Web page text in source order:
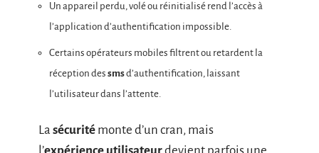
Un appareil perdu, volé ou réinitialisé rend l’accès à
l’application d’authentification impossible.
Certains opérateurs mobiles filtrent ou retardent la
réception des smsd’authentification, laissant
l’utilisateur dans l’attente.
La sécurité monte d’un cran, mais